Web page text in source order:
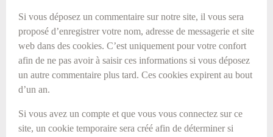
Si vous déposez un commentaire sur notre site, il vous sera
proposé d’enregistrer votre nom, adresse de messagerie et site
web dans des cookies. C’est uniquement pour votre confort
afin de ne pas avoir à saisir ces informations si vous déposez
un autre commentaire plus tard. Ces cookies expirent au bout
d’un an.
Si vous avez un compte et que vous vous connectez sur ce
site, un cookie temporaire sera créé afin de déterminer si